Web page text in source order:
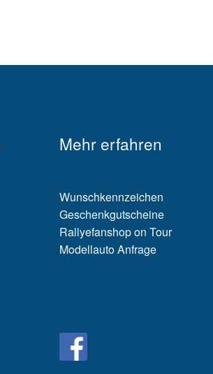
Mehr erfahren
Wunschkennzeichen
Geschenkgutscheine
Rallyefanshop on Tour
Modellauto Anfrage